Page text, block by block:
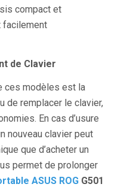
compact et
facilement
de Clavier
ces modèles est la
de remplacer le clavier,
En cas d’usure
nouveau clavier peut
que d’acheter un
permet de prolonger
ASUS ROG G501